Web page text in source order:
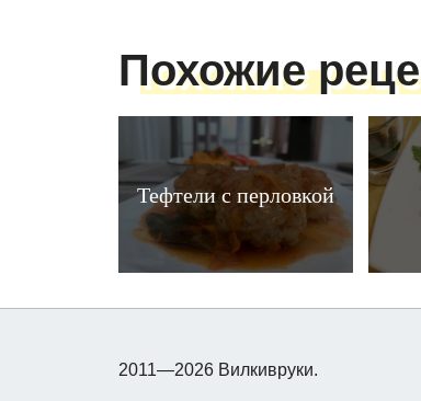
Похожие
Тефтели с перловкой
2011—2026 Вилкивруки.